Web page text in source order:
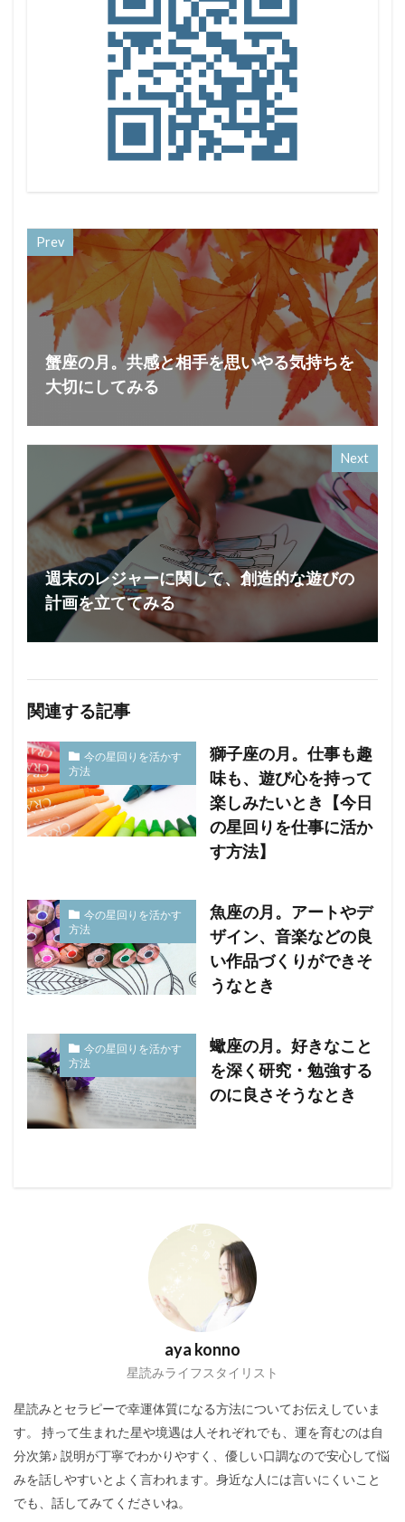
Prev
蟹座の月。共感と相手を思いやる気持ちを
大切にしてみる
Next
週末のレジャーに関して、創造的な遊びの
計画を立ててみる
関連する記事
今の星回りを活かす
方法
獅子座の月。仕事も趣
味も、遊び心を持って
楽しみたいとき【今日
の星回りを仕事に活か
す方法】
今の星回りを活かす
方法
魚座の月。アートやデ
ザイン、音楽などの良
い作品づくりができそ
うなとき
今の星回りを活かす
方法
蠍座の月。好きなこと
を深く研究・勉強する
のに良さそうなとき
aya konno
星読みライフスタイリスト
星読みとセラピーで幸運体質になる方法についてお伝えしていま
す。 持って生まれた星や境遇は人それぞれでも、運を育むのは自
分次第♪ 説明が丁寧でわかりやすく、優しい口調なので安心して悩
みを話しやすいとよく言われます。身近な人には言いにくいこと
でも、話してみてくださいね。